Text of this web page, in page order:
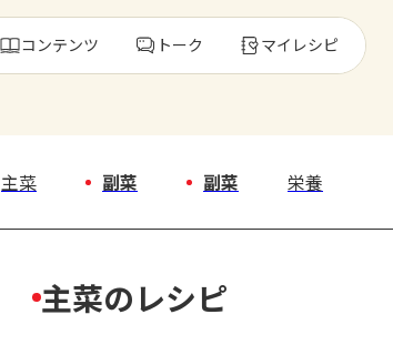
コンテンツ トーク マイレシピ
主菜 副菜 副菜 栄養
主菜のレシピ